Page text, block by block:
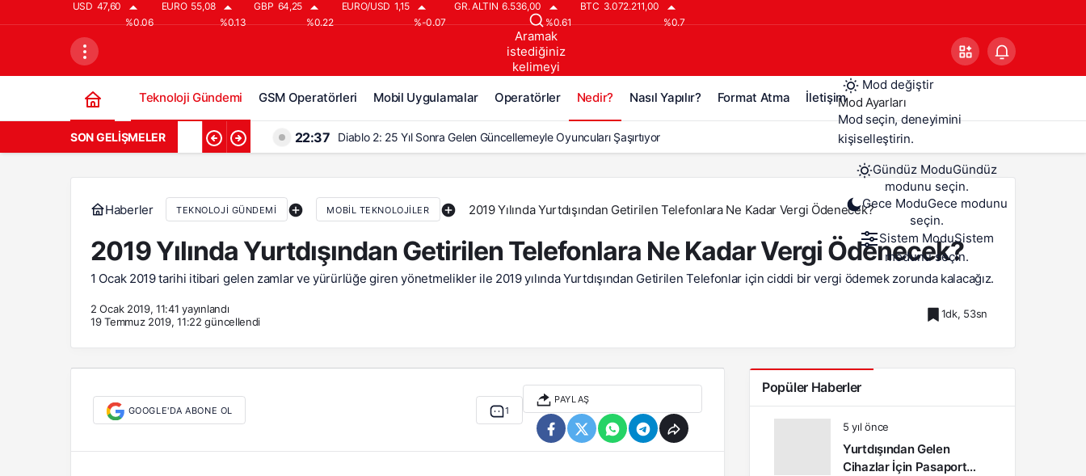
USD 47,60
%0.06
EURO 55,08
%0.13
GBP 64,25
%0.22
EURO/USD 1,15
%-0.07
GR. ALTIN 6.536,00
%0.61
BTC 3.072.211,00
%0.7
Aramak
istediğiniz
kelimeyi
Teknoloji Gündemi
GSM Operatörleri Mobil Uygulamalar Operatörler Nedir? Nasıl Yapılır? Format Atma İletişim
Mod değiştir
Mod Ayarları
Mod seçin, deneyimini
kişiselleştirin.
Gündüz ModuGündüz
modunu seçin.
Gece ModuGece modunu
seçin.
Sistem ModuSistem
modunu seçin.
SON GELIŞMELER 22:37 Diablo 2: 25 Yıl Sonra Gelen Güncellemeyle Oyuncuları Şaşırtıyor
20:37 Diablo 2: Reign of the Warlock, 25 Yıl Sonra Geldi!
18:37
Haberler TEKNOLOJI GÜNDEMI MOBIL TEKNOLOJILER 2019 Yılında Yurtdışından Getirilen Telefonlara Ne Kadar Vergi Ödenecek?
2019 Yılında Yurtdışından Getirilen Telefonlara Ne Kadar Vergi Ödenecek?
1 Ocak 2019 tarihi itibari gelen zamlar ve yürürlüğe giren yönetmelikler ile 2019 yılında Yurtdışından Getirilen Telefonlar için ciddi bir vergi ödemek zorunda kalacağız.
2 Ocak 2019, 11:41 yayınlandı
19 Temmuz 2019, 11:22 güncellendi
1dk, 53sn
GOOGLE'DA ABONE OL 1
PAYLAŞ
Popüler Haberler
5 yıl önce
Yurtdışından Gelen
Cihazlar İçin Pasaport